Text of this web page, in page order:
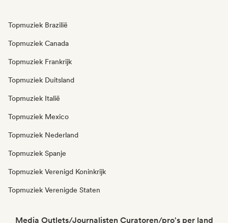
Topmuziek Brazilië
Topmuziek Canada
Topmuziek Frankrijk
Topmuziek Duitsland
Topmuziek Italië
Topmuziek Mexico
Topmuziek Nederland
Topmuziek Spanje
Topmuziek Verenigd Koninkrijk
Topmuziek Verenigde Staten
Media Outlets/Journalisten Curatoren/pro's per land